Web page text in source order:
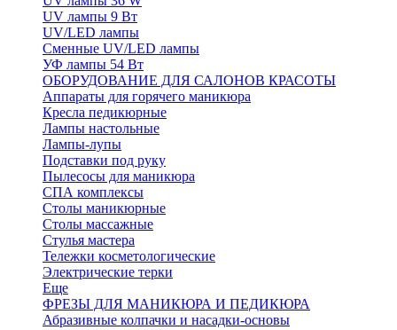
UV лампы 9 Вт
UV/LED лампы
Сменные UV/LED лампы
УФ лампы 54 Вт
ОБОРУДОВАНИЕ ДЛЯ САЛОНОВ КРАСОТЫ
Аппараты для горячего маникюра
Кресла педикюрные
Лампы настольные
Лампы-лупы
Подставки под руку
Пылесосы для маникюра
СПА комплексы
Столы маникюрные
Столы массажные
Стулья мастера
Тележки косметологические
Электрические терки
Еще
ФРЕЗЫ ДЛЯ МАНИКЮРА И ПЕДИКЮРА
Абразивные колпачки и насадки-основы